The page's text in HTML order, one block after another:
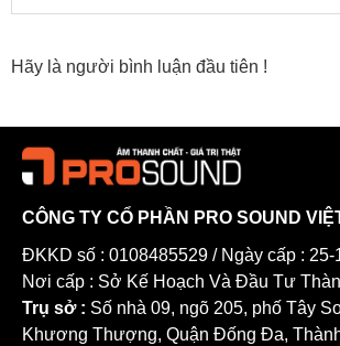
Hãy là người bình luận đầu tiên !
CÔNG TY CỔ PHẦN PRO SOUND
ĐKKD số : 0108485529 / Ngày cấp : 25-
Nơi cấp : Sở Kế Hoạch Và Đầu Tư
Trụ sở : Số nhà 09, ngõ 205, phố Tây
Khương Thượng, Quận Đống Đa,